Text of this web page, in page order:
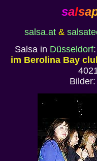
salsa
salsa.at &
Salsa in Düsseldorf:
im Berolina Bay